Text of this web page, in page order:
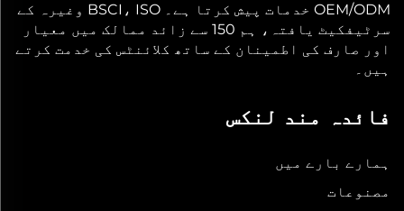
OEM/ODM خدمات پیش کرتا ہے۔ BSCI، ISO وغیرہ کے
سرٹیفکیٹ یافتہ، ہم 150 سے زائد ممالک میں معیار
اور صارف کی اطمینان کے ساتھ کلائنٹس کی خدمت کرتے
ہیں۔
فائدہ مند لنکس
ہمارے بارے میں
مصنوعات